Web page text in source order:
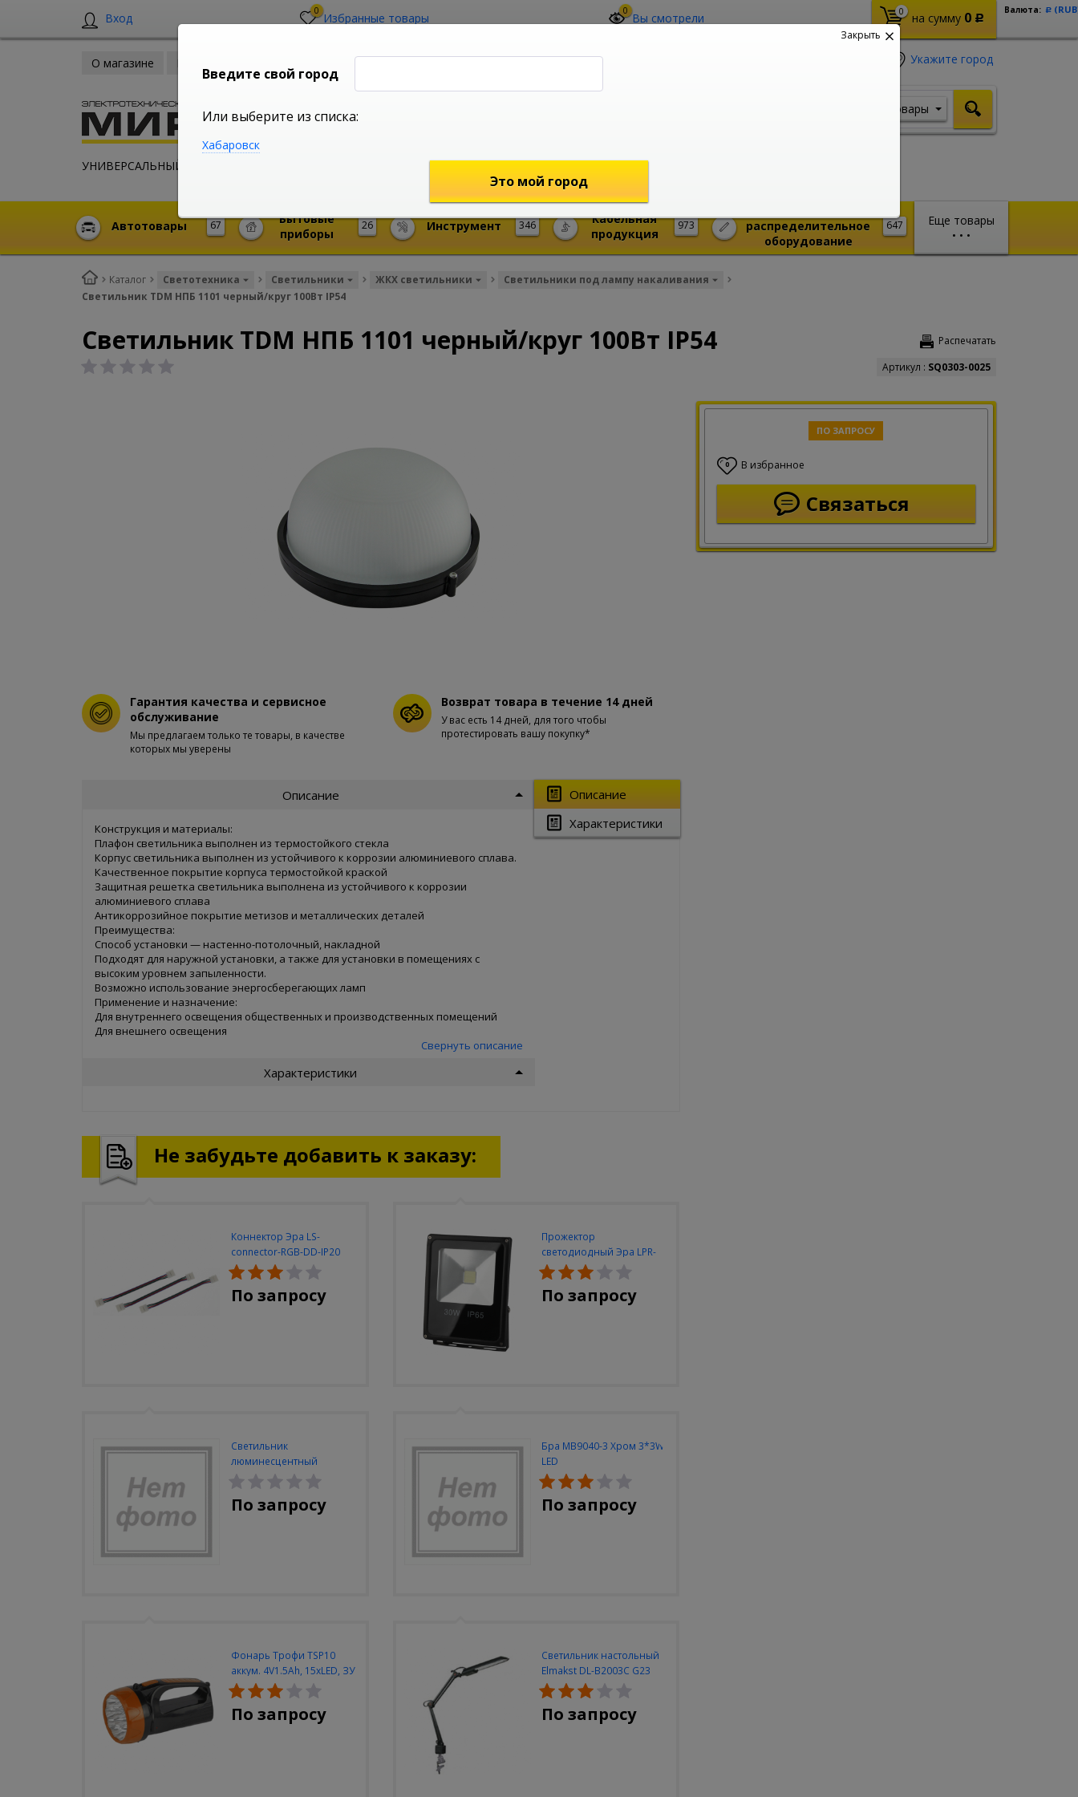
Вход 0 Избранные товары 0 Вы смотрели 0 на сумму 0 Р
Валюта: Р
О магазине
УНИВЕРСАЛЬНЫЙ ИНТЕРНЕТ МАГАЗИН
Укажите город
shop@mireks.ru
Товары
Еще товары
• • •
67
Автотовары 26
Бытовые
приборы
346
Инструмент 973
Кабельная
продукция
647
распределительное
оборудование
Каталог Светотехника Светильники ЖКХ светильники
Светильники под лампу накаливания
Светильник TDM НПБ 1101 черный/круг 100Вт IP54
Распечатать
Светильник TDM НПБ 1101 черный/круг 100Вт IP54
Артикул : SQ0303-0025
ПО ЗАПРОСУ
0 В избранное
Связаться
Гарантия качества и сервисное
обслуживание
Мы предлагаем только те товары, в качестве
которых мы уверены
Возврат товара в течение 14 дней
У вас есть 14 дней, для того чтобы
протестировать вашу покупку*
Описание
Характеристики
Описание
Конструкция и материалы:
Плафон светильника выполнен из термостойкого стекла
Корпус светильника выполнен из устойчивого к коррозии алюминиевого сплава.
Качественное покрытие корпуса термостойкой краской
Защитная решетка светильника выполнена из устойчивого к коррозии
алюминиевого сплава
Антикоррозийное покрытие метизов и металлических деталей
Преимущества:
Способ установки — настенно-потолочный, накладной
Подходят для наружной установки, а также для установки в помещениях с
высоким уровнем запыленности.
Возможно использование энергосберегающих ламп
Применение и назначение:
Для внутреннего освещения общественных и производственных помещений
Для внешнего освещения
Свернуть описание
Характеристики
Не забудьте добавить к заказу:
Коннектор Эра LS-
connector-RGB-DD-IP20
(3шт/уп)
По запросу
Прожектор
светодиодный Эра LPR-
30W-6500K-M
По запросу
Светильник
люминесцентный
Navigator NEL-A2-E130-T4-
840/WH
По запросу
Бра MB9040-3 Хром 3*3W
LED
По запросу
Фонарь Трофи TSP10
аккум. 4V1.5Ah, 15xLED, ЗУ
вилка 220V
По запросу
Светильник настольный
Elmakst DL-B2003C G23
черный струбцина
По запросу
Закрыть
Введите свой город
Или выберите из списка:
Хабаровск
Это мой город